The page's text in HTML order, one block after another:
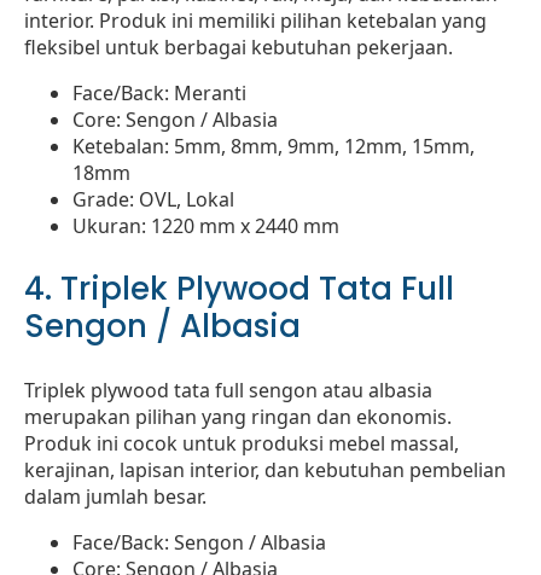
interior. Produk ini memiliki pilihan ketebalan yang
fleksibel untuk berbagai kebutuhan pekerjaan.
Face/Back: Meranti
Core: Sengon / Albasia
Ketebalan: 5mm, 8mm, 9mm, 12mm, 15mm,
18mm
Grade: OVL, Lokal
Ukuran: 1220 mm x 2440 mm
4. Triplek Plywood Tata Full
Sengon / Albasia
Triplek plywood tata full sengon atau albasia
merupakan pilihan yang ringan dan ekonomis.
Produk ini cocok untuk produksi mebel massal,
kerajinan, lapisan interior, dan kebutuhan pembelian
dalam jumlah besar.
Face/Back: Sengon / Albasia
Core: Sengon / Albasia